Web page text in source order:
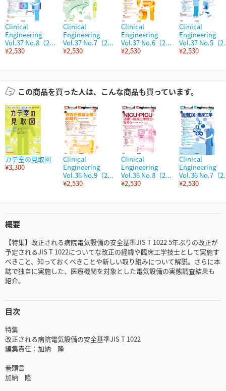
Clinical
Engineering
Vol.37 No.8（2...
¥2,530
Clinical
Engineering
Vol.37 No.7（2...
¥2,530
Clinical
Engineering
Vol.37 No.6（2...
¥2,530
Clinical
Engineering
Vol.37 No.5（
¥2,530
この商品を買った人は、こんな商品も買っています。
カテ室の見取図
¥3,300
Clinical
Engineering
Vol.36 No.9（2...
¥2,530
Clinical
Engineering
Vol.36 No.8（2...
¥2,530
Clinical
Engineering
Vol.36 No.7（
¥2,530
概要
【特集】改正される病院電気設備の安全基準JIS T 1022 5年ぶりの改正が
予定されるJIS T 1022についてな改正の経緯や臨床工学技士として実施す
べきこと、知っておくべきことや新しい取り組みについて解説。さらに本
誌で独自に実施した、医療機関を対象とした電気設備の実態調査結果も
紹介。
目次
特集
改正される病院電気設備の安全基準JIS T 1022
編集責任：加納 隆
巻頭言
加納 隆